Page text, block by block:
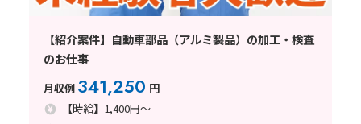
【紹介案件】自動車部品（アルミ製品）の加工・検査
のお仕事
月収例 341,250 円
【時給】1,400円～